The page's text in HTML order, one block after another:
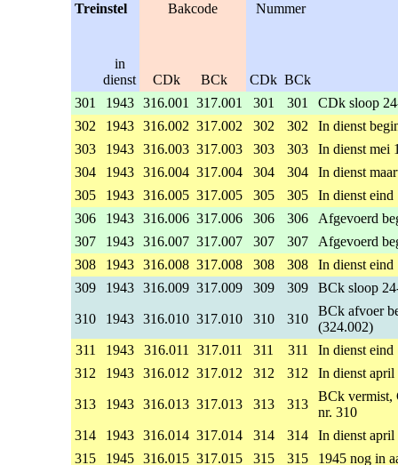
Treinstel Bakcode Nummer
in
dienst
CDk BCk CDk BCk
301
1943 316.001 317.001 301 301
CDk sloop
302
1943 316.002 317.002 302 302
In dienst
303
1943 316.003 317.003 303 303
In dienst mei
304
1943 316.004 317.004 304 304
In dienst
305
1943 316.005 317.005 305 305
In dienst eind
306
1943 316.006 317.006 306 306
Afgevoerd
307
1943 316.007 317.007 307 307
Afgevoerd
308
1943 316.008 317.008 308 308
In dienst eind
309
1943 316.009 317.009 309 309 BCk sloop
310 1943 316.010 317.010 310 310
BCk afvoer
(324.002)
311
1943 316.011 317.011 311 311
In dienst
312
1943 316.012 317.012 312 312 In dienst
313 1943 316.013 317.013 313 313
BCk vermist,
nr. 310
314
1943 316.014 317.014 314 314
In dienst
315
1945 316.015 317.015 315 315 1945 nog in